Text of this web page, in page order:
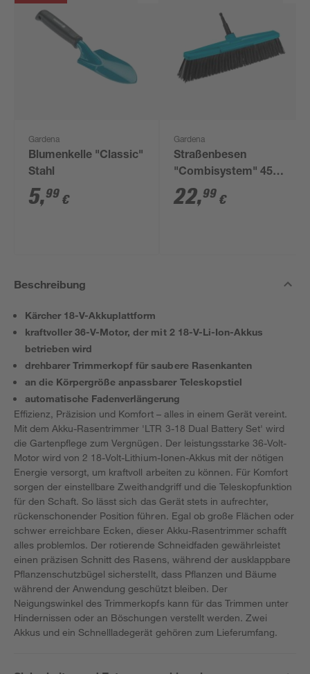
Gardena
Blumenkelle "Classic"
Stahl
5,99 €
Gardena
Straßenbesen
"Combisystem" 45
cm
22,99 €
Beschreibung
Kärcher 18-V-Akkuplattform
kraftvoller 36-V-Motor, der mit 2 18-V-Li-Ion-Akkus
betrieben wird
drehbarer Trimmerkopf für saubere Rasenkanten
an die Körpergröße anpassbarer Teleskopstiel
automatische Fadenverlängerung
Effizienz, Präzision und Komfort – alles in einem Gerät vereint.
Mit dem Akku-Rasentrimmer 'LTR 3-18 Dual Battery Set' wird
die Gartenpflege zum Vergnügen. Der leistungsstarke 36-Volt-
Motor wird von 2 18-Volt-Lithium-Ionen-Akkus mit der nötigen
Energie versorgt, um kraftvoll arbeiten zu können. Für Komfort
sorgen der einstellbare Zweithandgriff und die Teleskopfunktion
für den Schaft. So lässt sich das Gerät stets in aufrechter,
rückenschonender Position führen. Egal ob große Flächen oder
schwer erreichbare Ecken, dieser Akku-Rasentrimmer schafft
alles problemlos. Der rotierende Schneidfaden gewährleistet
einen präzisen Schnitt des Rasens, während der ausklappbare
Pflanzenschutzbügel sicherstellt, dass Pflanzen und Bäume
während der Anwendung geschützt bleiben. Der
Neigungswinkel des Trimmerkopfs kann für das Trimmen unter
Hindernissen oder an Böschungen verstellt werden. Zwei
Akkus und ein Schnellladegerät gehören zum Lieferumfang.